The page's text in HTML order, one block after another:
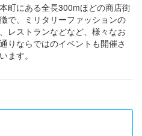
町にある全長300mほどの商店街
で、ミリタリーファッションの
レストランなどなど、様々なお
りならではのイベントも開催さ
ます。